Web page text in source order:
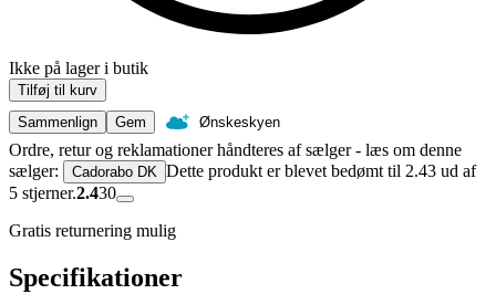
Ikke på lager i butik
Tilføj til kurv
Sammenlign
Gem Ønskeskyen
Ordre, retur og reklamationer håndteres af sælger - læs om denne
sælger:
Cadorabo DK Dette produkt er blevet bedømt til 2.43 ud af
5 stjerner.2.430
Gratis returnering mulig
Specifikationer